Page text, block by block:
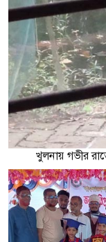
খুলনায় গভীর